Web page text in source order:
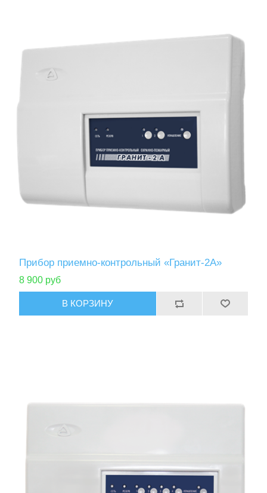
Прибор приемно-контрольный «Гранит-2А»
8 900 руб